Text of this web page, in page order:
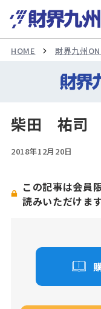
HOME 財界九州
柴田 祐司
2018年12月20日
この記事は会員
読みいただけます